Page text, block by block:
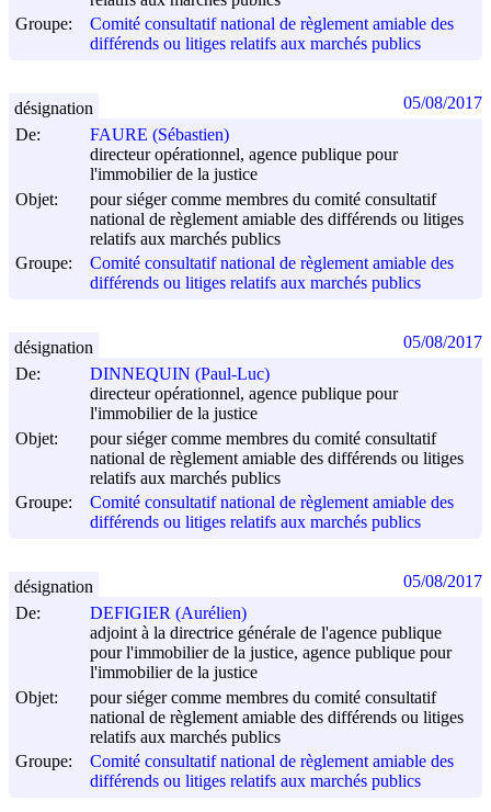
Groupe:
Comité consultatif national de règlement amiable des
différends ou litiges relatifs aux marchés publics
De:
FAURE (Sébastien)
directeur opérationnel, agence publique pour
l'immobilier de la justice
Objet:
pour siéger comme membres du comité consultatif
national de règlement amiable des différends ou litiges
relatifs aux marchés publics
Groupe:
Comité consultatif national de règlement amiable des
différends ou litiges relatifs aux marchés publics
désignation 05/08/2017
De:
DINNEQUIN (Paul-Luc)
directeur opérationnel, agence publique pour
l'immobilier de la justice
Objet:
pour siéger comme membres du comité consultatif
national de règlement amiable des différends ou litiges
relatifs aux marchés publics
Groupe:
Comité consultatif national de règlement amiable des
différends ou litiges relatifs aux marchés publics
désignation 05/08/2017
De:
DEFIGIER (Aurélien)
adjoint à la directrice générale de l'agence publique
pour l'immobilier de la justice, agence publique pour
l'immobilier de la justice
Objet:
pour siéger comme membres du comité consultatif
national de règlement amiable des différends ou litiges
relatifs aux marchés publics
Groupe:
Comité consultatif national de règlement amiable des
différends ou litiges relatifs aux marchés publics
désignation 05/08/2017